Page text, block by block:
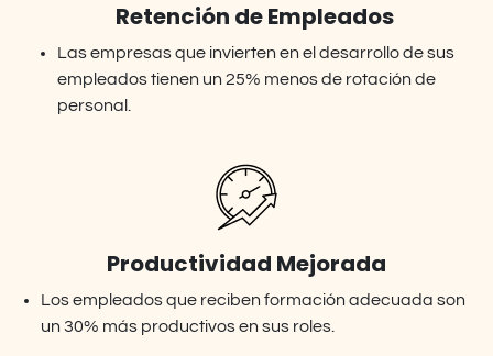
Retención de Empleados
Las empresas que invierten en el desarrollo de sus
empleados tienen un 25% menos de rotación de
personal.
Productividad Mejorada
Los empleados que reciben formación adecuada son
un 30% más productivos en sus roles.